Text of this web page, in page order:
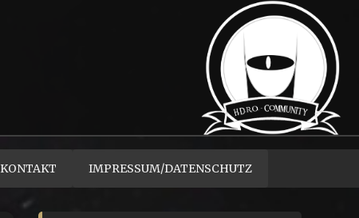
KONTAKT IMPRESSUM/DATENSCHUTZ